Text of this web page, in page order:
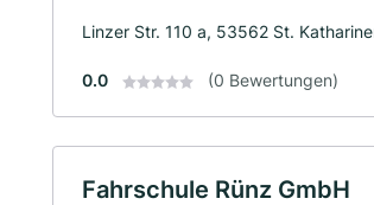
Linzer Str. 110 a, 53562 St.
0.0 (0 Bewertungen)
Fahrschule Rünz GmbH